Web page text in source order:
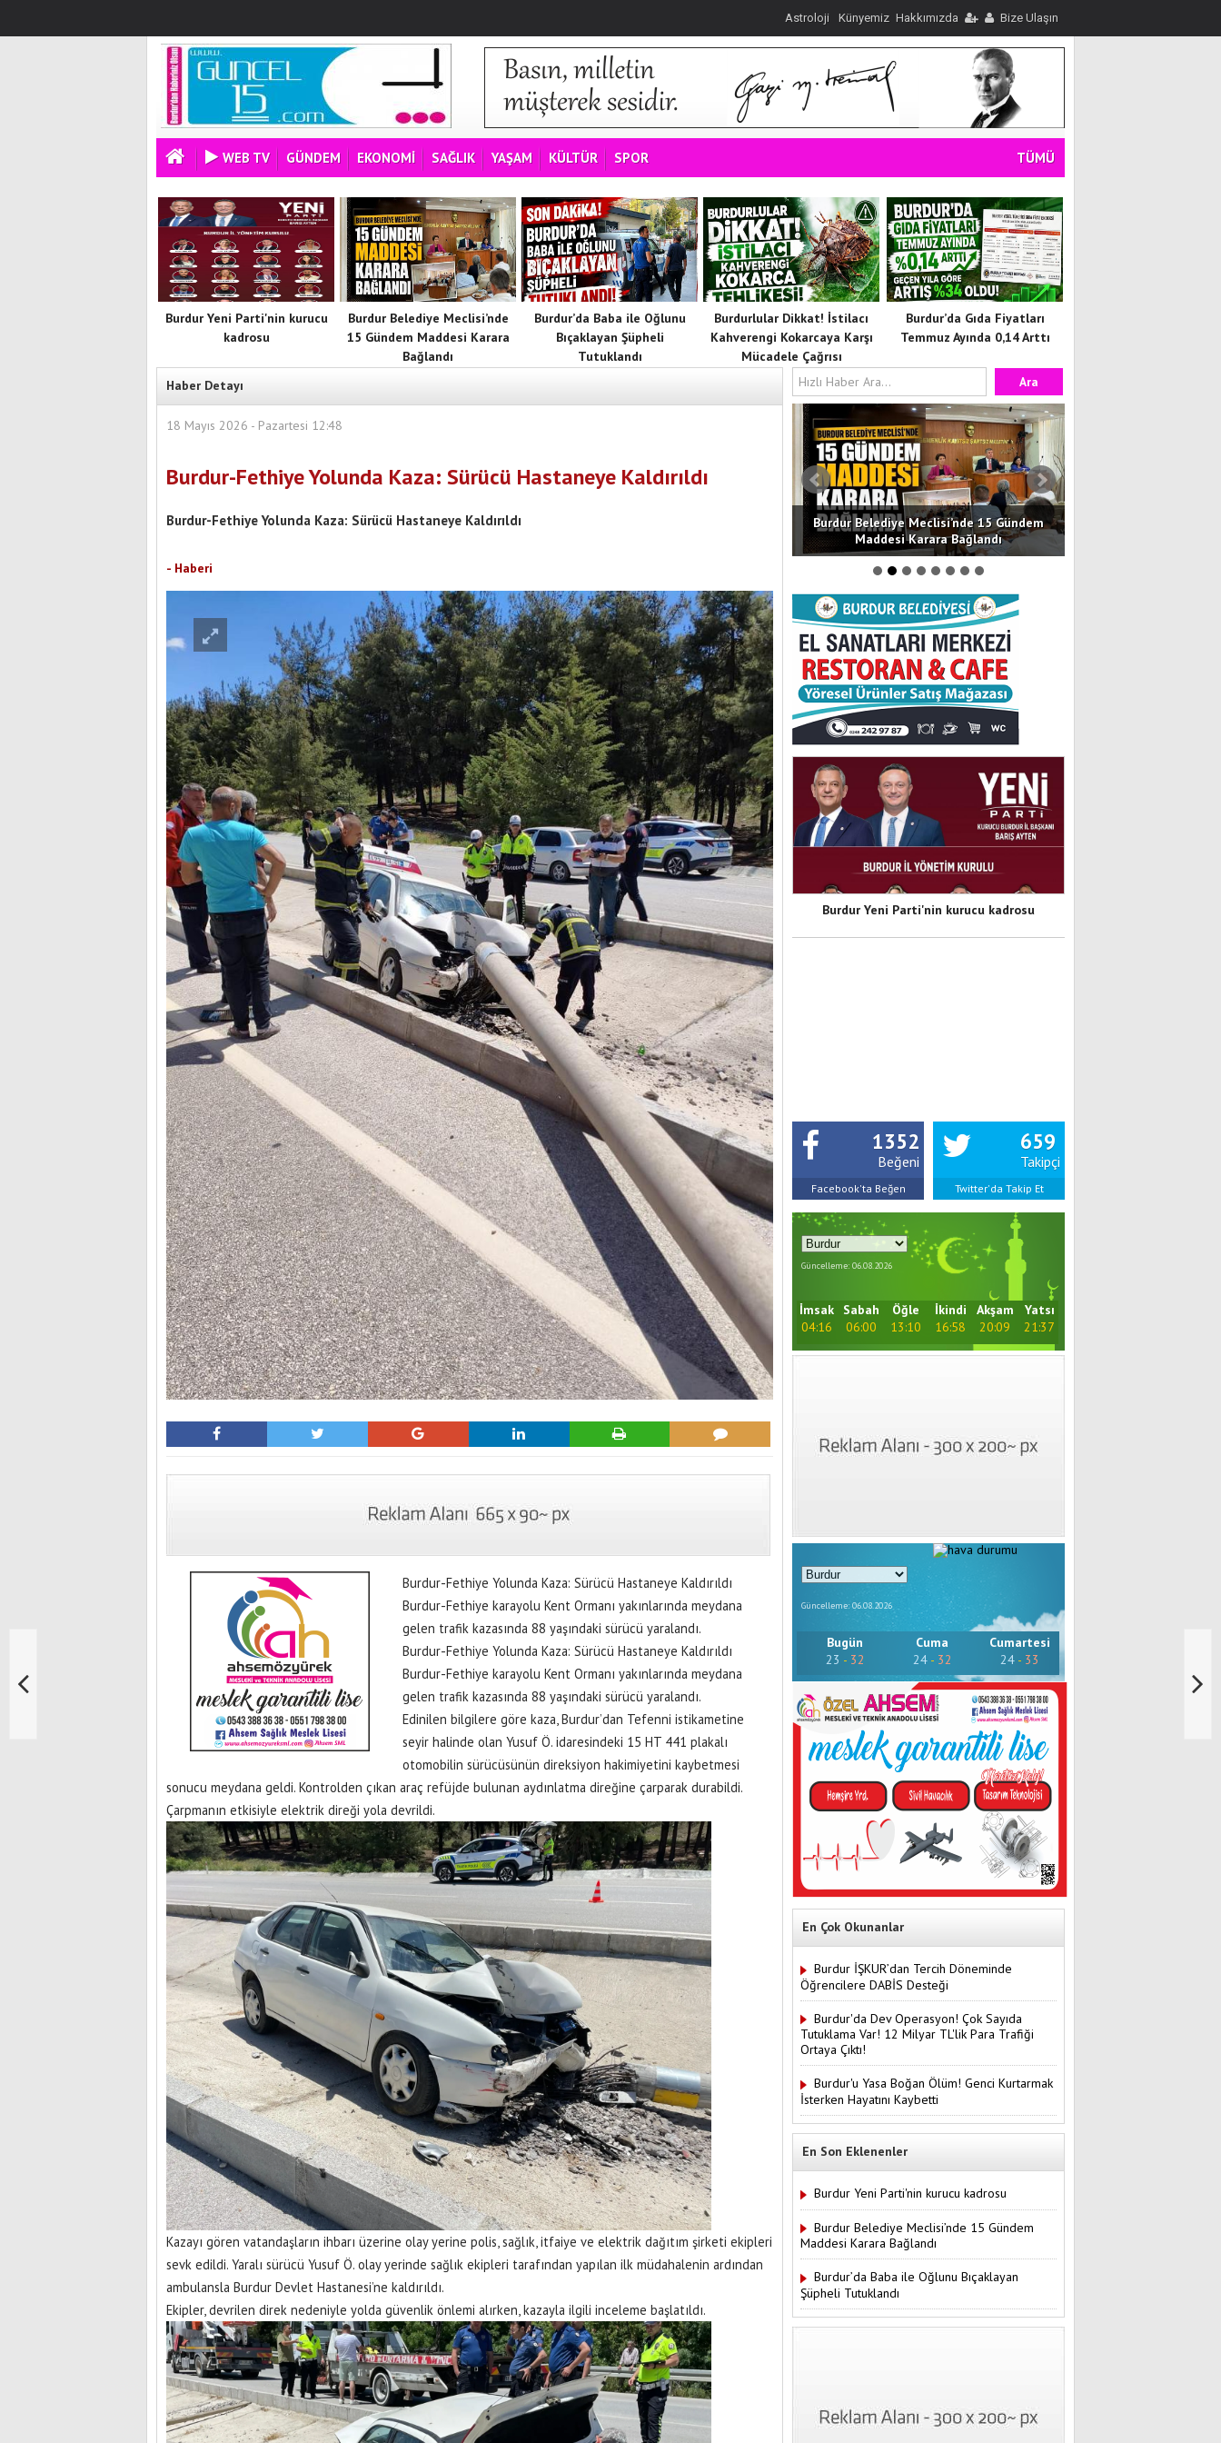
Astroloji Künyemiz Hakkımızda Bize Ulaşın
WEB TV GÜNDEM EKONOMİ SAĞLIK YAŞAM KÜLTÜR SPOR TÜMÜ
Burdur Yeni Parti'nin kurucu
kadrosu
Burdur Belediye Meclisi’nde
15 Gündem Maddesi Karara
Bağlandı
Burdur’da Baba ile Oğlunu
Bıçaklayan Şüpheli
Tutuklandı
Burdur’da Gıda Fiyatları
Temmuz Ayında 0,14 Arttı
Burdurlular Dikkat! İstilacı
Kahverengi Kokarcaya Karşı
Mücadele Çağrısı
Haber Detayı
18 Mayıs 2026 - Pazartesi 12:48
Burdur-Fethiye Yolunda Kaza: Sürücü Hastaneye Kaldırıldı
Burdur-Fethiye Yolunda Kaza: Sürücü Hastaneye Kaldırıldı
- Haberi
Burdur-Fethiye Yolunda Kaza: Sürücü Hastaneye Kaldırıldı
Burdur-Fethiye karayolu Kent Ormanı yakınlarında meydana
gelen trafik kazasında 88 yaşındaki sürücü yaralandı.
Burdur-Fethiye Yolunda Kaza: Sürücü Hastaneye Kaldırıldı
Burdur-Fethiye karayolu Kent Ormanı yakınlarında meydana
gelen trafik kazasında 88 yaşındaki sürücü yaralandı.
Edinilen bilgilere göre kaza, Burdur’dan Tefenni istikametine
seyir halinde olan Yusuf Ö. idaresindeki 15 HT 441 plakalı
otomobilin sürücüsünün direksiyon hakimiyetini kaybetmesi
sonucu meydana geldi. Kontrolden çıkan araç refüjde bulunan aydınlatma direğine çarparak durabildi.
Çarpmanın etkisiyle elektrik direği yola devrildi.
Kazayı gören vatandaşların ihbarı üzerine olay yerine polis, sağlık, itfaiye ve elektrik dağıtım şirketi ekipleri
sevk edildi. Yaralı sürücü Yusuf Ö. olay yerinde sağlık ekipleri tarafından yapılan ilk müdahalenin ardından
ambulansla Burdur Devlet Hastanesi’ne kaldırıldı.
Ekipler, devrilen direk nedeniyle yolda güvenlik önlemi alırken, kazayla ilgili inceleme başlatıldı.
Şehit Uzman Onbaşı Hikmet Zengin Parkı
Burdur Belediye Meclisi’nde 15 Gündem
Maddesi Karara Bağlandı
Burdur Yeni Parti'nin kurucu kadrosu
1352
Beğeni
Facebook'ta Beğen
659
Takipçi
Twitter'da Takip Et
Güncelleme: 06.08.2026
İmsak
04:16
Sabah
06:00
Öğle
13:10
İkindi
16:58
Akşam
20:09
Yatsı
21:37
Güncelleme: 06.08.2026
Bugün
23 - 32
Cuma
24- 32
Cumartesi
24- 33
En Çok Okunanlar
Burdur İŞKUR’dan Tercih Döneminde
Öğrencilere DABİS Desteği
Burdur'da Dev Operasyon! Çok Sayıda
Tutuklama Var! 12 Milyar TL'lik Para Trafiği
Ortaya Çıktı!
Burdur'u Yasa Boğan Ölüm! Genci Kurtarmak
İsterken Hayatını Kaybetti
En Son Eklenenler
Burdur Yeni Parti'nin kurucu kadrosu
Burdur Belediye Meclisi’nde 15 Gündem
Maddesi Karara Bağlandı
Burdur’da Baba ile Oğlunu Bıçaklayan
Şüpheli Tutuklandı